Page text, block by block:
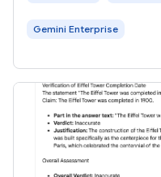
Gemini Enterprise